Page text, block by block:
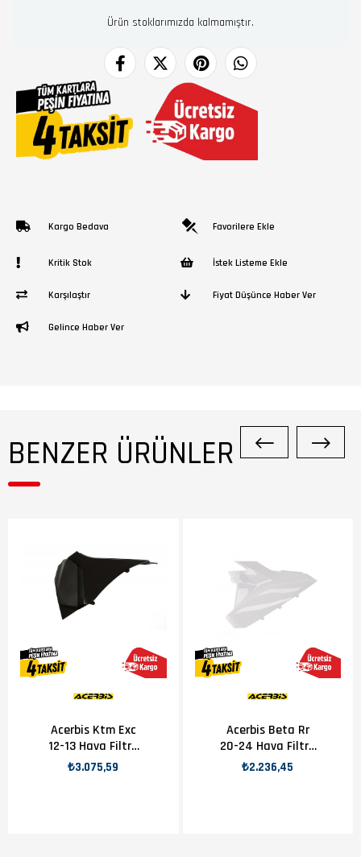
Ürün stoklarımızda kalmamıştır.
Kargo Bedava Favorilere Ekle
Kritik Stok İstek Listeme Ekle
Karşılaştır Fiyat Düşünce Haber Ver
Gelince Haber Ver
BENZER ÜRÜNLER
Acerbis Ktm Exc
12-13 Hava Filtre
Kapağı Siyah
₺3.075,59
Acerbis Beta Rr
20-24 Hava Filtre
Kapağı Beyaz
₺2.236,45